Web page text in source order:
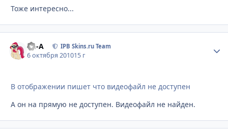
Тоже интересно...
Ph-A IPB Skins.ru Team
6 октября 201015 г
В отображении пишет что видеофайл не доступен
А он на прямую не доступен. Видеофайл не найден.